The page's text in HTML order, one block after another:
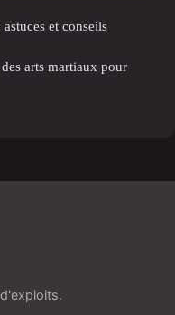
et conseils
arts martiaux pour